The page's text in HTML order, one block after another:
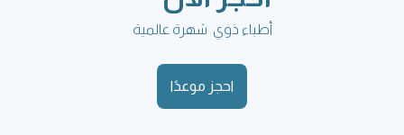
أطباء ذوي شهرة عالمية
احجز موعدًا